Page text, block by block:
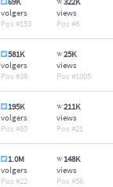
volgers
153
views
8
581K
volgers
38
25K
views
1005
195K
volgers
85
211K
views
21
1.0M
volgers
22
148K
views
56